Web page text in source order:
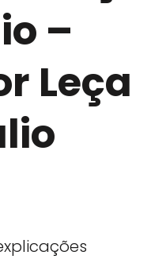
–
Leça